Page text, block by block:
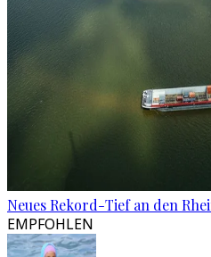
Neues Rekord-Tief an den
EMPFOHLEN